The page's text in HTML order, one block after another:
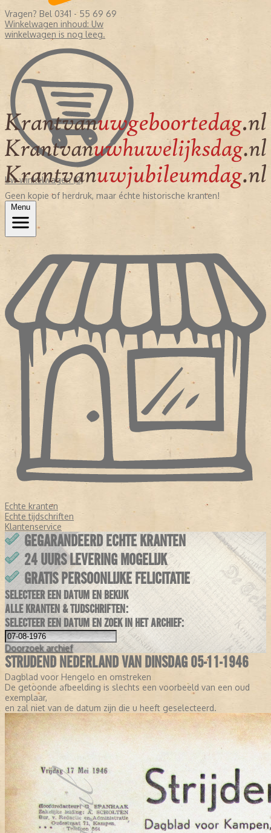
Vragen? Bel 0341 - 55 69 69
Winkelwagen inhoud: Uw
winkelwagen is nog leeg.
Uw winkelwagen (0)
Geen kopie of herdruk, maar échte historische kranten!
Menu
Echte kranten
Echte tijdschriften
Klantenservice
GEGARANDEERD ECHTE KRANTEN
24 UURS LEVERING MOGELIJK
GRATIS PERSOONLIJKE FELICITATIE
SELECTEER EEN DATUM EN BEKIJK
ALLE KRANTEN & TIJDSCHRIFTEN:
SELECTEER EEN DATUM EN ZOEK IN HET ARCHIEF:
Doorzoek archief
STRIJDEND NEDERLAND VAN DINSDAG 05-11-1946
Dagblad voor Hengelo en omstreken
De getoonde afbeelding is slechts een voorbeeld van een oud
exemplaar,
en zal niet van de datum zijn die u heeft geselecteerd.